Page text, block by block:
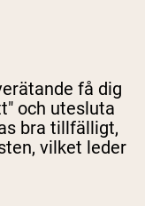
få dig
och utesluta
bra tillfälligt,
vilket leder